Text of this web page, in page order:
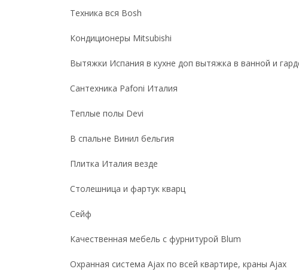
Техника вся Bosh
Кондиционеры Mitsubishi
Вытяжки Испания в кухне доп вытяжка в ванной и
Сантехника Pafoni Италия
Теплые полы Devi
В спальне Винил бельгия
Плитка Италия везде
Столешница и фартук кварц
Сейф
Качественная мебель с фурнитурой Blum
Охранная система Ajax по всей квартире, краны Ajax